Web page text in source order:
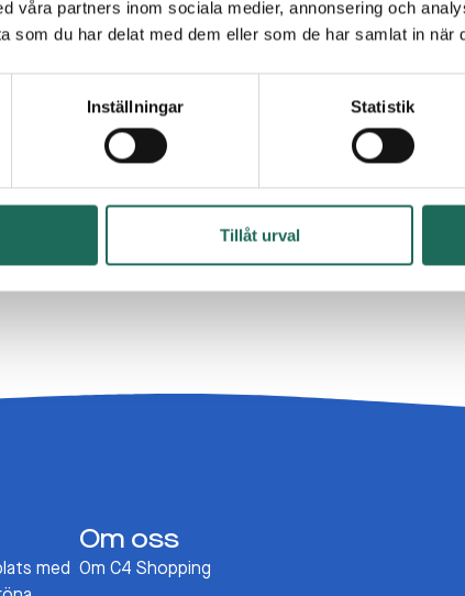
våra partners inom sociala medier, annonsering och
som du har delat med dem eller som de har samlat in när
Inställningar Statistik
Tillåt urval
som kommer att dela ut små överraskningar och
– hjälp Påskharen, få en belöning som tack för
glöm inte att vara kreativ i vårt påskpyssel – måla,
att ta med hem.
av roliga aktiviteter för hela familjen!
med
Om oss
Om C4 Shopping